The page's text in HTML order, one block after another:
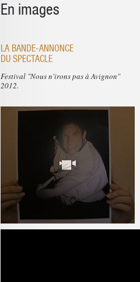
En images
LA BANDE-ANNONCE
DU SPECTACLE
Festival "Nous n'irons pas à Avignon"
2012.